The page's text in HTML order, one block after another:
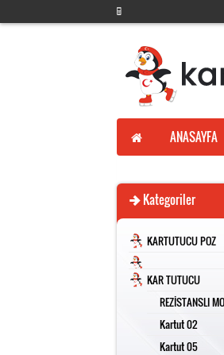
ANASAYFA
Kategoriler
KARTUTUCU POZ
KAR TUTUCU
REZİSTANSLI
Kartut 02
Kartut 05